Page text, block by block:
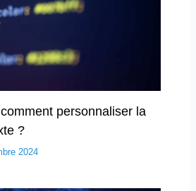
personnaliser la
?
2024